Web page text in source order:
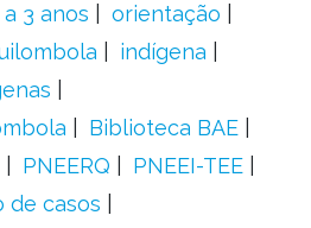
3 anos
orientação
indígena
Biblioteca BAE
PNEERQ
PNEEI-TEE
de casos